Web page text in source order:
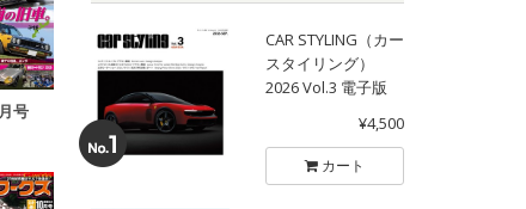
号
CAR STYLING（カー
スタイリング）
2026 Vol.3 電子版
¥4,500
カート